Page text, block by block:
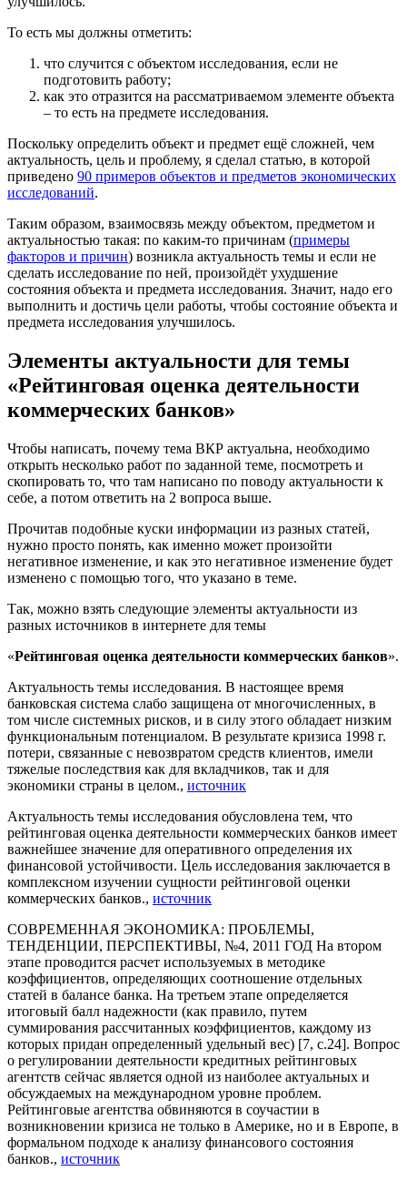
То есть мы должны отметить:
что случится с объектом исследования, если не
подготовить работу;
как это отразится на рассматриваемом элементе объекта
– то есть на предмете исследования.
Поскольку определить объект и предмет ещё сложней, чем
актуальность, цель и проблему, я сделал статью, в которой
приведено 90 примеров объектов и предметов экономических
исследований.
Таким образом, взаимосвязь между объектом, предметом и
актуальностью такая: по каким-то причинам (примеры
факторов и причин) возникла актуальность темы и если не
сделать исследование по ней, произойдёт ухудшение
состояния объекта и предмета исследования. Значит, надо его
выполнить и достичь цели работы, чтобы состояние объекта и
предмета исследования улучшилось.
Элементы актуальности для темы
«Рейтинговая оценка деятельности
коммерческих банков»
Чтобы написать, почему тема ВКР актуальна, необходимо
открыть несколько работ по заданной теме, посмотреть и
скопировать то, что там написано по поводу актуальности к
себе, а потом ответить на 2 вопроса выше.
Прочитав подобные куски информации из разных статей,
нужно просто понять, как именно может произойти
негативное изменение, и как это негативное изменение будет
изменено с помощью того, что указано в теме.
Так, можно взять следующие элементы актуальности из
разных источников в интернете для темы
«Рейтинговая оценка деятельности коммерческих банков».
Актуальность темы исследования. В настоящее время
банковская система слабо защищена от многочисленных, в
том числе системных рисков, и в силу этого обладает низким
функциональным потенциалом. В результате кризиса 1998 г.
потери, связанные с невозвратом средств клиентов, имели
тяжелые последствия как для вкладчиков, так и для
экономики страны в целом., источник
Актуальность темы исследования обусловлена тем, что
рейтинговая оценка деятельности коммерческих банков имеет
важнейшее значение для оперативного определения их
финансовой устойчивости. Цель исследования заключается в
комплексном изучении сущности рейтинговой оценки
коммерческих банков., источник
СОВРЕМЕННАЯ ЭКОНОМИКА: ПРОБЛЕМЫ,
ТЕНДЕНЦИИ, ПЕРСПЕКТИВЫ, №4, 2011 ГОД На втором
этапе проводится расчет используемых в методике
коэффициентов, определяющих соотношение отдельных
статей в балансе банка. На третьем этапе определяется
итоговый балл надежности (как правило, путем
суммирования рассчитанных коэффициентов, каждому из
которых придан определенный удельный вес) [7, с.24]. Вопрос
о регулировании деятельности кредитных рейтинговых
агентств сейчас является одной из наиболее актуальных и
обсуждаемых на международном уровне проблем.
Рейтинговые агентства обвиняются в соучастии в
возникновении кризиса не только в Америке, но и в Европе, в
формальном подходе к анализу финансового состояния
банков., источник